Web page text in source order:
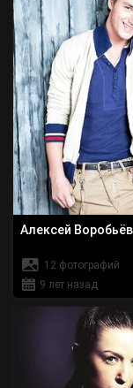
Алексей Воробьёв
12 фотографий
9 лет назад